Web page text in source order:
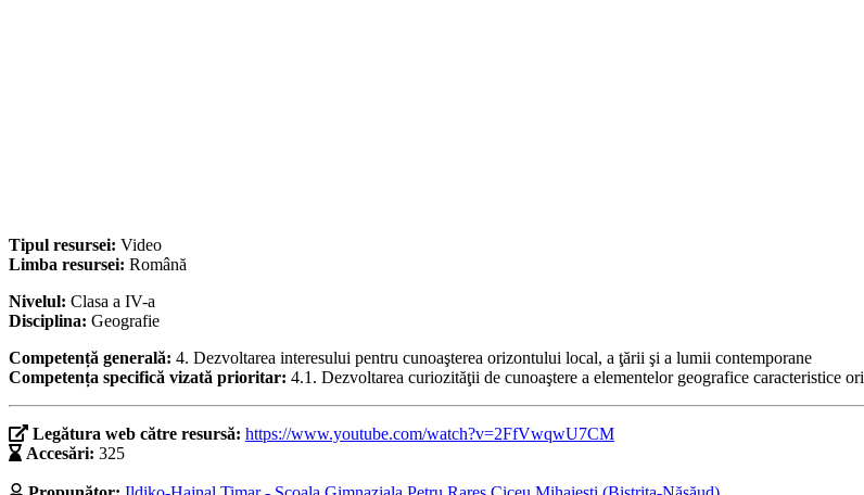
Tipul resursei: Video
Limba resursei: Română
Nivelul: Clasa a IV-a
Disciplina: Geografie
Competență generală: 4. Dezvoltarea interesului pentru cunoaşterea orizontului local, a ţării şi a lumii contemporane
Competența specifică vizată prioritar: 4.1. Dezvoltarea curiozităţii de cunoaştere a elementelor geografice caracteristice
Legătura web către resursă: https://www.youtube.com/watch?v=2FfVwqwU7CM
Accesări: 325